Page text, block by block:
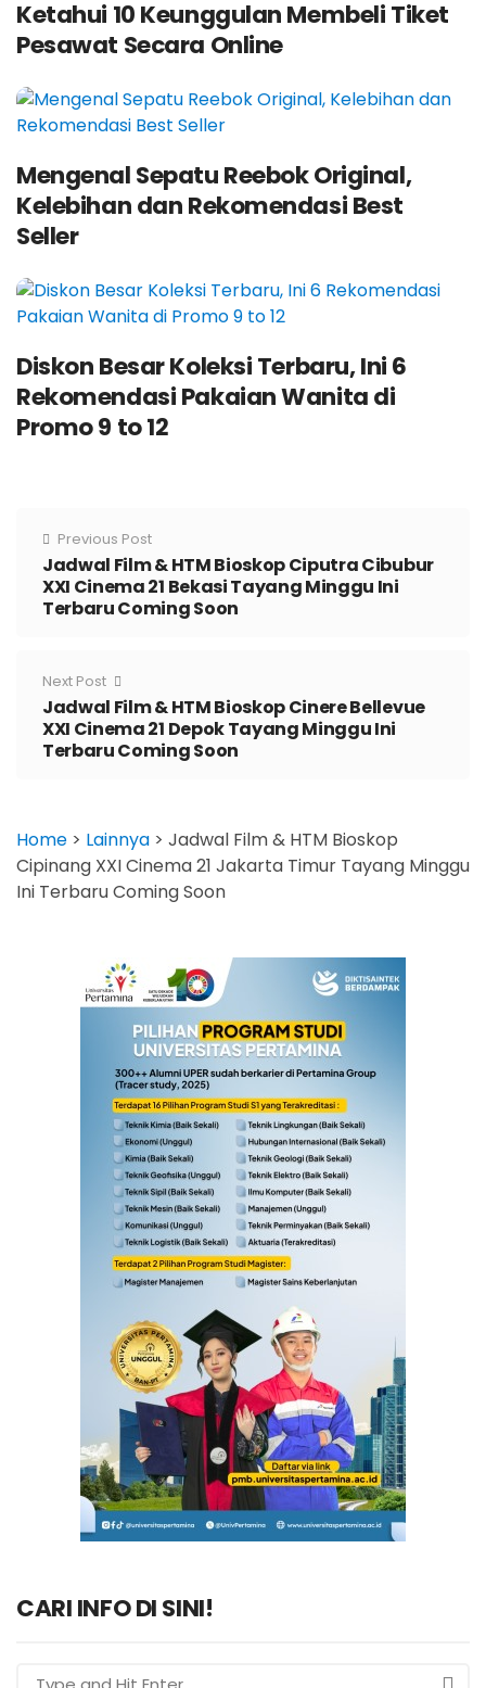
Ketahui 10 Keunggulan Membeli Tiket
Pesawat Secara Online
Mengenal Sepatu Reebok Original,
Kelebihan dan Rekomendasi Best
Seller
Diskon Besar Koleksi Terbaru, Ini 6
Rekomendasi Pakaian Wanita di
Promo 9 to 12
Previous Post
Jadwal Film & HTM Bioskop Ciputra Cibubur
XXI Cinema 21 Bekasi Tayang Minggu Ini
Terbaru Coming Soon
Next Post
Jadwal Film & HTM Bioskop Cinere Bellevue
XXI Cinema 21 Depok Tayang Minggu Ini
Terbaru Coming Soon
Home > Lainnya > Jadwal Film & HTM Bioskop
Cipinang XXI Cinema 21 Jakarta Timur Tayang Minggu
Ini Terbaru Coming Soon
CARI INFO DI SINI!